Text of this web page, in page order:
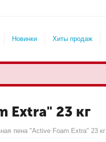
Новинки Хиты продаж
Extra" 23 кг
пена "Active Foam Extra" 23 кг